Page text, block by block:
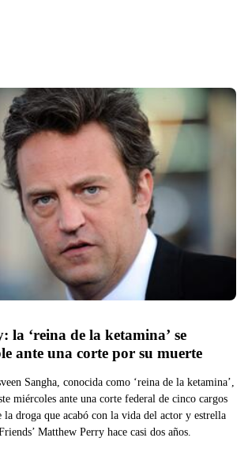
la ‘reina de la ketamina’ se
Sangha, conocida como ‘reina de la ketamina’,
miércoles ante una corte federal de cinco cargos
droga que acabó con la vida del actor y estrella
Matthew Perry hace casi dos años.